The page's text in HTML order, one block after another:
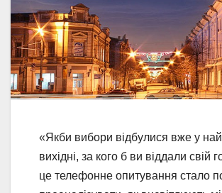
«Якби вибори відбулися вже у
вихідні, за кого б ви віддали свій
це телефонне опитування стало